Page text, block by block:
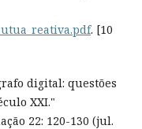
. [10
digital: questões
XXI."
22: 120-130 (jul.